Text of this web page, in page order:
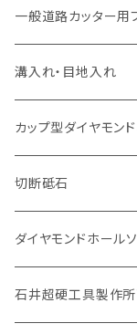
大理石
ヒューム管・U字溝
アスファルト切断用
一般道路カッター用
セグメント（特殊凸凹加
セグメント
セグメント（特殊凸凹加
レンガ切断用
セグメント
セグメント（特殊凸凹加
インターロッキング切
セグメントタイプ
一般道路カッター用
鋳鉄管切断用
セグメントタイプ
埋設鋳鉄管工事対応タイ
ヒューム管・U字溝切
セグメント
セグメント（特殊凸凹加
アスファルト切断用
一般道路カッター用
セグメント
セグメント（特殊凸凹加
ブロック切断用
セグメント
セグメント（特殊凸凹加
レンガ切断用
セグメント
セグメント（特殊凸凹加
インターロッキング
セグメントタイプ
一般道路カッター用
鋳鉄管切断用
セグメントタイプ
埋設鋳鉄管工事対応タ
ヒューム管・U字溝切
セグメントタイプ
アスファルト切断用
セグメントタイプ
一般道路カッター用
鉄筋コンクリート切
セグメントタイプ
インターロッキング切
セグメントタイプ
一般道路カッター用
鋳鉄管切断用
セグメントタイプ
埋設鋳鉄管工事対応タイ
ヒューム管・U字溝切
セグメントタイプ
アスファルト切断用
一般道路カッター用
道路アスファルト切
Aロット
有効長 250mm
有効長 370mm
Ｃロット
有効長 250mm
M27
有効長 250mm
一般道路カッター用
道路（アスファルト用）
255mm（10インチ）
305mm（12インチ）
道路（コンクリート舗
255mm（10インチ）
305mm（12インチ）
道路（アス・コン兼用）
305mm（12インチ）
355mm（14インチ）
溝入れ・目地入れ
V型チップ
ストレート型チップ
U型チップ
カップ型ダイヤモン
100mm（4インチ）
125mm（5インチ）
切断砥石
金属用
305mm（12インチ）
非金属用
ダイヤモンドホール
石井超硬工具製作